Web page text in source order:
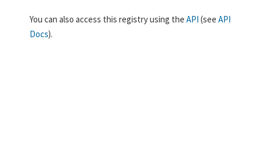
You can also access this registry using the API (see API
Docs).